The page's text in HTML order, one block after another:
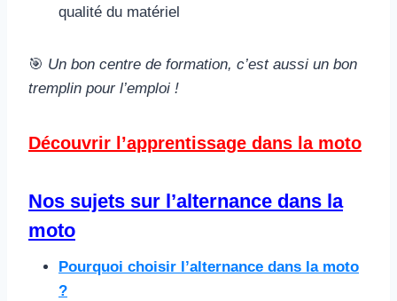
qualité du matériel
🎯 Un bon centre de formation, c’est aussi un bon
tremplin pour l’emploi !
Découvrir l’apprentissage dans la moto
Nos sujets sur l’alternance dans la
moto
Pourquoi choisir l’alternance dans la moto
?